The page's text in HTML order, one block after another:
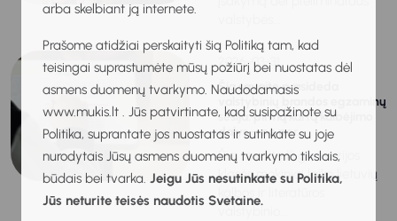
arba skelbiant ją internete.
Prašome atidžiai perskaityti šią Politiką tam, kad
teisingai suprastumėte mūsų požiūrį bei nuostatas dėl
asmens duomenų tvarkymo. Naudodamasis
www.mukis.lt . Jūs patvirtinate, kad susipažinote su
Politika, suprantate jos nuostatas ir sutinkate su joje
nurodytais Jūsų asmens duomenų tvarkymo tikslais,
būdais bei tvarka. Jeigu Jūs nesutinkate su Politika,
Jūs neturite teisės naudotis Svetaine.
2026-03-31
Šią savaitę prasideda
valstybinių brandos egzaminų
sesija: pirmą kartą kalbėjimo
dalys – ne per...
Šią savaitę III gimnazijos
klasės mokiniai laiko lietuvių
kalbos ir literatūros
valstybinio...